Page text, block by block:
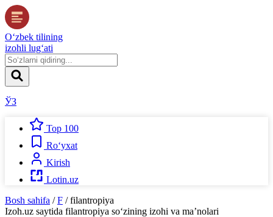
O‘zbek tilining
izohli lug‘ati
ЎЗ
Top 100
Ro‘yxat
Kirish
Lotin.uz
Bosh sahifa / F / filantropiya
Izoh.uz saytida filantropiya so‘zining izohi va ma’nolari